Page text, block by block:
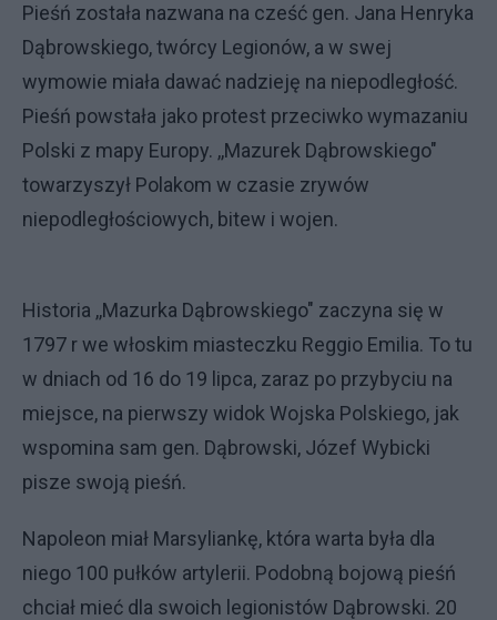
Pieśń została nazwana na cześć gen. Jana Henryka
Dąbrowskiego, twórcy Legionów, a w swej
wymowie miała dawać nadzieję na niepodległość.
Pieśń powstała jako protest przeciwko wymazaniu
Polski z mapy Europy. ,,Mazurek Dąbrowskiego"
towarzyszył Polakom w czasie zrywów
niepodległościowych, bitew i wojen.
Historia ,,Mazurka Dąbrowskiego" zaczyna się w
1797 r we włoskim miasteczku Reggio Emilia. To tu
w dniach od 16 do 19 lipca, zaraz po przybyciu na
miejsce, na pierwszy widok Wojska Polskiego, jak
wspomina sam gen. Dąbrowski, Józef Wybicki
pisze swoją pieśń.
Napoleon miał Marsyliankę, która warta była dla
niego 100 pułków artylerii. Podobną bojową pieśń
chciał mieć dla swoich legionistów Dąbrowski. 20